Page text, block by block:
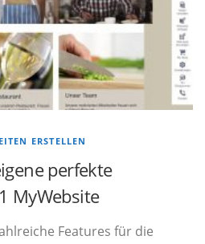
ERSTELLEN
perfekte
MyWebsite
Features für die